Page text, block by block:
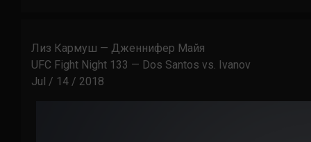
Лиз Кармуш — Дженнифер Майя
UFC Fight Night 133 — Dos Santos vs. Ivanov
Jul / 14 / 2018